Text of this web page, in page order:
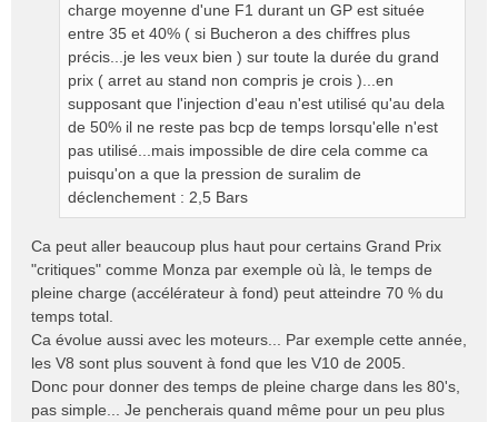
charge moyenne d'une F1 durant un GP est située
entre 35 et 40% ( si Bucheron a des chiffres plus
précis...je les veux bien ) sur toute la durée du grand
prix ( arret au stand non compris je crois )...en
supposant que l'injection d'eau n'est utilisé qu'au dela
de 50% il ne reste pas bcp de temps lorsqu'elle n'est
pas utilisé...mais impossible de dire cela comme ca
puisqu'on a que la pression de suralim de
déclenchement : 2,5 Bars
Ca peut aller beaucoup plus haut pour certains Grand Prix
"critiques" comme Monza par exemple où là, le temps de
pleine charge (accélérateur à fond) peut atteindre 70 % du
temps total.
Ca évolue aussi avec les moteurs... Par exemple cette année,
les V8 sont plus souvent à fond que les V10 de 2005.
Donc pour donner des temps de pleine charge dans les 80's,
pas simple... Je pencherais quand même pour un peu plus